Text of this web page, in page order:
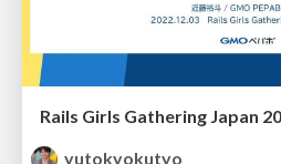
yutokyokutyo